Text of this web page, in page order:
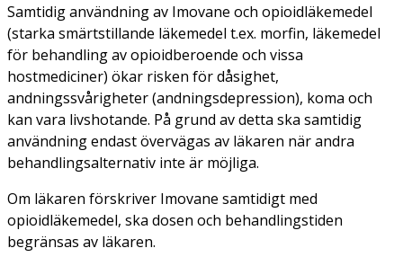
Samtidig användning av Imovane och opioidläkemedel
(starka smärtstillande läkemedel t.ex. morfin, läkemedel
för behandling av opioidberoende och vissa
hostmediciner) ökar risken för dåsighet,
andningssvårigheter (andningsdepression), koma och
kan vara livshotande. På grund av detta ska samtidig
användning endast övervägas av läkaren när andra
behandlingsalternativ inte är möjliga.
Om läkaren förskriver Imovane samtidigt med
opioidläkemedel, ska dosen och behandlingstiden
begränsas av läkaren.